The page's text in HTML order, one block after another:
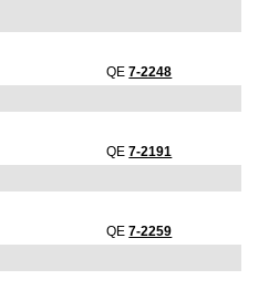
QE7-2248
QE7-2191
QE7-2259